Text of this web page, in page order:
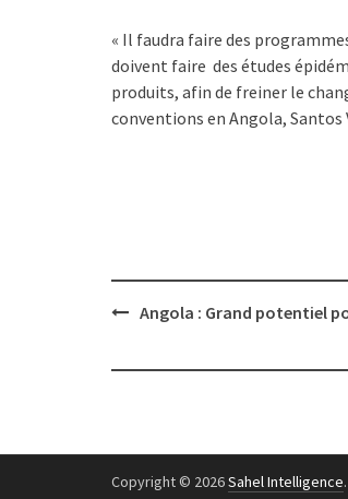
« Il faudra faire des
doivent faire des études
produits, afin de freiner le
conventions en Angola, Santos
PostAngola : Grand potentiel
Copyright © 2026Sahel Intelligence.